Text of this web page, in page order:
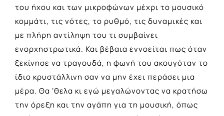
του ήχου και των μικροφώνων μέχρι το μουσικό
κομμάτι, τις νότες, το ρυθμό, τις δυναμικές και
με πλήρη αντίληψη του τι συμβαίνει
ενορχηστρωτικά. Και βέβαια εννοείται πως όταν
ξεκίνησε να τραγουδά, η φωνή του ακουγόταν το
ίδιο κρυστάλλινη σαν να μην έχει περάσει μια
μέρα. Θα ‘θελα κι εγώ μεγαλώνοντας να κρατήσω
την όρεξη και την αγάπη για τη μουσική, όπως